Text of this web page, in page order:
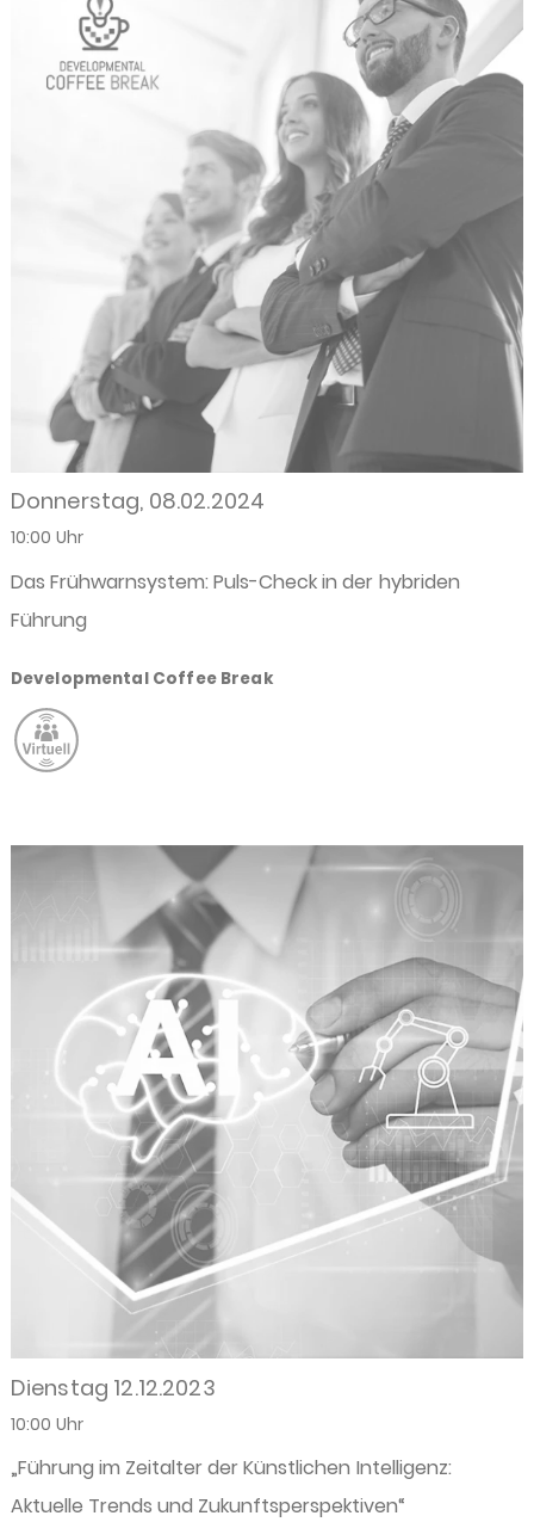
Donnerstag, 08.02.2024
10:00 Uhr
Das Frühwarnsystem: Puls-Check in der hybriden
Führung
Developmental Coffee Break
Dienstag 12.12.2023
10:00 Uhr
„Führung im Zeitalter der Künstlichen Intelligenz:
Aktuelle Trends und Zukunftsperspektiven“